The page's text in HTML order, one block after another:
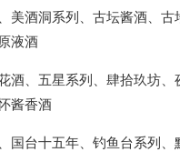
美酒洞系列、古坛酱酒、古
液酒
酒、五星系列、肆拾玖坊、
酱香酒
国台十五年、钓鱼台系列、